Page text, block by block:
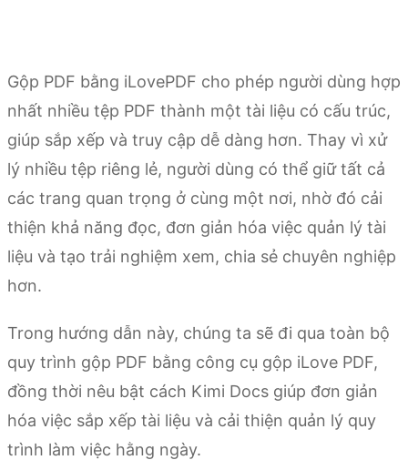
Gộp PDF bằng iLovePDF cho phép người dùng hợp
nhất nhiều tệp PDF thành một tài liệu có cấu trúc,
giúp sắp xếp và truy cập dễ dàng hơn. Thay vì xử
lý nhiều tệp riêng lẻ, người dùng có thể giữ tất cả
các trang quan trọng ở cùng một nơi, nhờ đó cải
thiện khả năng đọc, đơn giản hóa việc quản lý tài
liệu và tạo trải nghiệm xem, chia sẻ chuyên nghiệp
hơn.
Trong hướng dẫn này, chúng ta sẽ đi qua toàn bộ
quy trình gộp PDF bằng công cụ gộp iLove PDF,
đồng thời nêu bật cách Kimi Docs giúp đơn giản
hóa việc sắp xếp tài liệu và cải thiện quản lý quy
trình làm việc hằng ngày.